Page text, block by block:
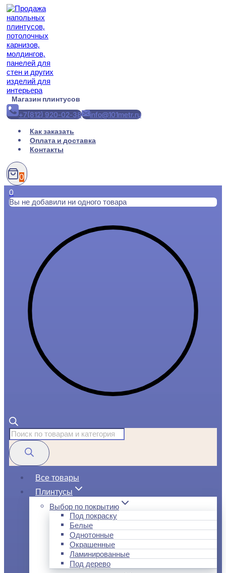
Перейти
содержимому
Магазин плинтусов
+7(812) 920-02-38
info@101metr.ru
Как заказать
Оплата и доставка
Контакты
0
0
Вы не добавили ни одного товара
Поиск
товаров
Все товары
Плинтусы
Выбор по покрытию
Под покраску
Белые
Однотонные
Окрашенные
Ламинированные
Под дерево